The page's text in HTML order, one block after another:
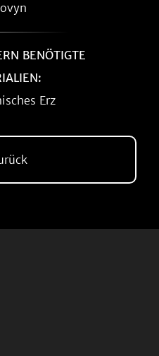
BENÖTIGTE
Erz